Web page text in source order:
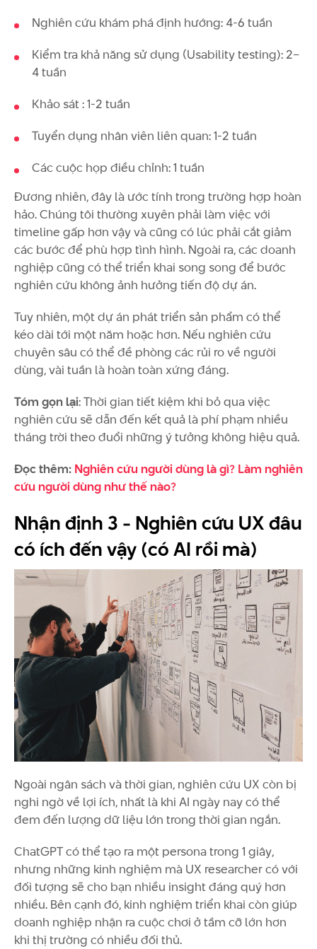
Nghiên cứu khám phá định hướng: 4-6 tuần
Kiểm tra khả năng sử dụng (Usability testing): 2–
4 tuần
Khảo sát : 1-2 tuần
Tuyển dụng nhân viên liên quan: 1-2 tuần
Các cuộc họp điều chỉnh: 1 tuần
Đương nhiên, đây là ước tính trong trường hợp hoàn
hảo. Chúng tôi thường xuyên phải làm việc với
timeline gấp hơn vậy và cũng có lúc phải cắt giảm
các bước để phù hợp tình hình. Ngoài ra, các doanh
nghiệp cũng có thể triển khai song song để bước
nghiên cứu không ảnh hưởng tiến độ dự án.
Tuy nhiên, một dự án phát triển sản phẩm có thể
kéo dài tới một năm hoặc hơn. Nếu nghiên cứu
chuyên sâu có thể đề phòng các rủi ro về người
dùng, vài tuần là hoàn toàn xứng đáng.
Tóm gọn lại: Thời gian tiết kiệm khi bỏ qua việc
nghiên cứu sẽ dẫn đến kết quả là phí phạm nhiều
tháng trời theo đuổi những ý tưởng không hiệu quả.
Đọc thêm: Nghiên cứu người dùng là gì? Làm nghiên
cứu người dùng như thế nào?
Nhận định 3 - Nghiên cứu UX đâu
có ích đến vậy (có AI rồi mà)
Ngoài ngân sách và thời gian, nghiên cứu UX còn bị
nghi ngờ về lợi ích, nhất là khi AI ngày nay có thể
đem đến lượng dữ liệu lớn trong thời gian ngắn.
ChatGPT có thể tạo ra một persona trong 1 giây,
nhưng những kinh nghiệm mà UX researcher có với
đối tượng sẽ cho bạn nhiều insight đáng quý hơn
nhiều. Bên cạnh đó, kinh nghiệm triển khai còn giúp
doanh nghiệp nhận ra cuộc chơi ở tầm cỡ lớn hơn
khi thị trường có nhiều đối thủ.